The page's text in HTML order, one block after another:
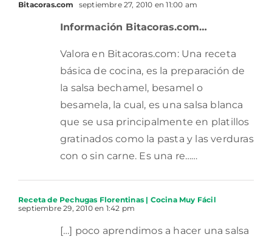
Bitacoras.com septiembre 27, 2010 en 11:00 am
Información Bitacoras.com…
Valora en Bitacoras.com: Una receta
básica de cocina, es la preparación de
la salsa bechamel, besamel o
besamela, la cual, es una salsa blanca
que se usa principalmente en platillos
gratinados como la pasta y las verduras
con o sin carne. Es una re……
Receta de Pechugas Florentinas | Cocina Muy Fácil
septiembre 29, 2010 en 1:42 pm
[…] poco aprendimos a hacer una salsa